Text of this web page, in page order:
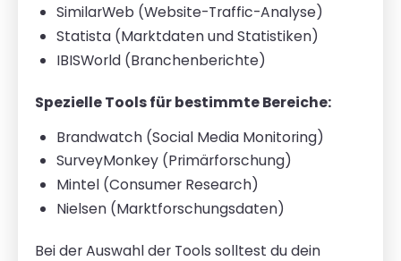
SimilarWeb (Website-Traffic-Analyse)
Statista (Marktdaten und Statistiken)
IBISWorld (Branchenberichte)
Spezielle Tools für bestimmte Bereiche:
Brandwatch (Social Media Monitoring)
SurveyMonkey (Primärforschung)
Mintel (Consumer Research)
Nielsen (Marktforschungsdaten)
Bei der Auswahl der Tools solltest du dein